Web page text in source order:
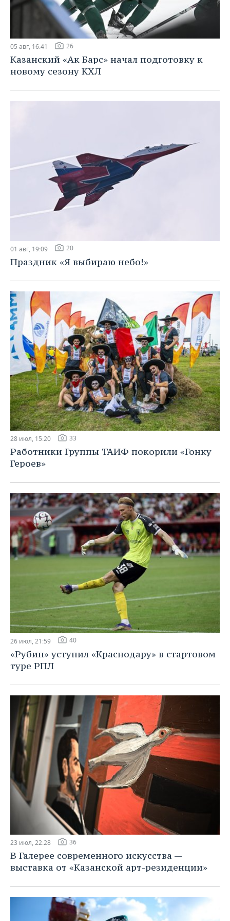
05 авг, 16:41 26
Казанский «Ак Барс» начал подготовку к
новому сезону КХЛ
01 авг, 19:09 20
Праздник «Я выбираю небо!»
28 июл, 15:20 33
Работники Группы ТАИФ покорили «Гонку
Героев»
26 июл, 21:59 40
«Рубин» уступил «Краснодару» в стартовом
туре РПЛ
23 июл, 22:28 36
В Галерее современного искусства —
выставка от «Казанской арт-резиденции»